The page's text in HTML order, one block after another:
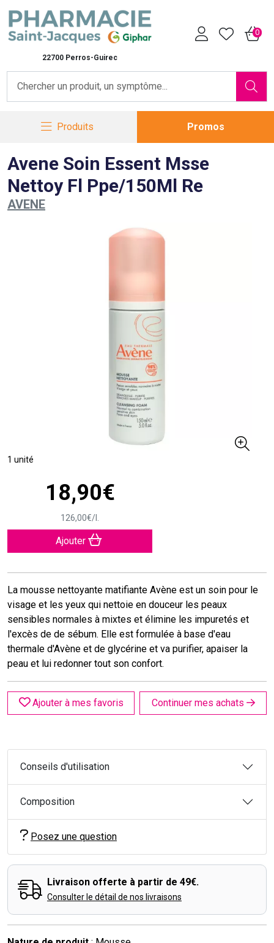
22700 Perros-Guirec
0
Produits Promos
Avene Soin Essent Msse
Nettoy Fl Ppe/150Ml Re
AVENE
1 unité
18,90€
126,00€/
Ajouter
La mousse nettoyante matifiante Avène est un soin pour le
visage et les yeux qui nettoie en douceur les peaux
sensibles normales à mixtes et élimine les impuretés et
l'excès de de sébum. Elle est formulée à base d'eau
thermale d'Avène et de glycérine et va purifier, apaiser la
peau et lui redonner tout son confort.
Ajouter à mes favoris Continuer mes achats
Conseils d'utilisation
Composition
Posez une question
Livraison offerte à partir de 49€.
Consulter le détail de nos livraisons